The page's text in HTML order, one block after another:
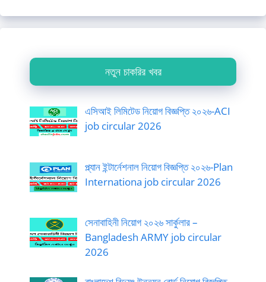
নতুন চাকরির খবর
এসিআই লিমিটেড নিয়োগ বিজ্ঞপ্তি ২০২৬-ACI
job circular 2026
প্ল্যান ইন্টার্নেশনাল নিয়োগ বিজ্ঞপ্তি ২০২৬-Plan
Internationa job circular 2026
সেনাবাহিনী নিয়োগ ২০২৬ সার্কুলার –
Bangladesh ARMY job circular
2026